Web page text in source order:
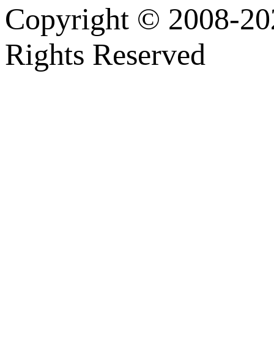
Copyright © 2008-
Rights Reserved